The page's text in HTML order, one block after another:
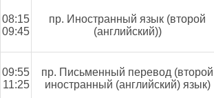
08:15
09:45
пр. Иностранный язык (второй
(английский))
09:55
11:25
пр. Письменный перевод (второй
иностранный (английский) язык)